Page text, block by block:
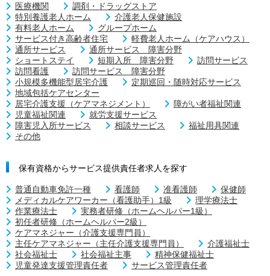
医療機関
調剤・ドラッグストア
特別養護老人ホーム
介護老人保健施設
有料老人ホーム
グループホーム
サービス付き高齢者住宅
軽費老人ホーム（ケアハウス）
通所サービス
通所サービス 障害分野
ショートステイ
短期入所 障害分野
訪問サービス
訪問看護
訪問サービス 障害分野
小規模多機能型居宅介護
定期巡回・随時対応サービス
地域包括ケアセンター
居宅介護支援（ケアマネジメント）
障がい者福祉関連
児童福祉関連
就労支援サービス
障害児入所サービス
相談サービス
福祉用具関連
その他
保有資格からサービス提供責任者求人を探す
普通自動車免許一種 看護師 准看護師
保健師
メディカルケアワーカー（看護助手）1級
理学療法士
作業療法士
実務者研修（ホームヘルパー1級）
初任者研修（ホームヘルパー2級）
ケアマネジャー（介護支援専門員）
主任ケアマネジャー（主任介護支援専門員）
介護福祉士
社会福祉士
社会福祉主事
精神保健福祉士
児童発達支援管理責任者
サービス管理責任者